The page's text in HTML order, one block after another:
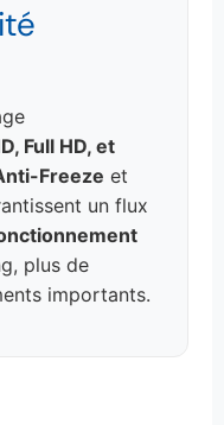
Full HD, et
Freeze et
un flux
plus de
importants.